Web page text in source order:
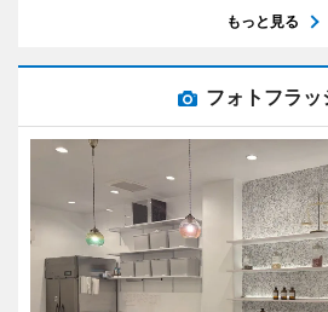
もっと見る
フォトフラッ